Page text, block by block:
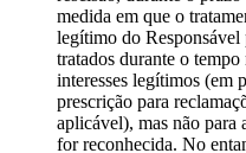
medida em que o
legítimo do Responsável
tratados durante o tempo
interesses legítimos (em
prescrição para
aplicável), mas não para
for reconhecida. No